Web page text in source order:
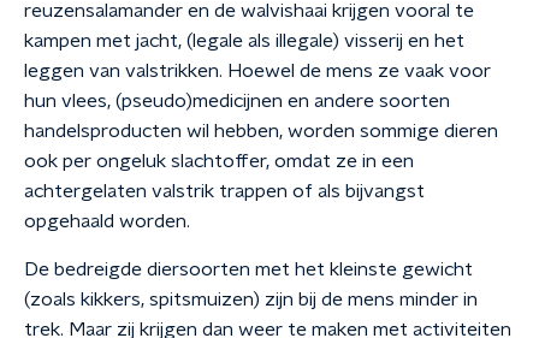
reuzensalamander en de walvishaai krijgen vooral te
kampen met jacht, (legale als illegale) visserij en het
leggen van valstrikken. Hoewel de mens ze vaak voor
hun vlees, (pseudo)medicijnen en andere soorten
handelsproducten wil hebben, worden sommige dieren
ook per ongeluk slachtoffer, omdat ze in een
achtergelaten valstrik trappen of als bijvangst
opgehaald worden.
De bedreigde diersoorten met het kleinste gewicht
(zoals kikkers, spitsmuizen) zijn bij de mens minder in
trek. Maar zij krijgen dan weer te maken met activiteiten